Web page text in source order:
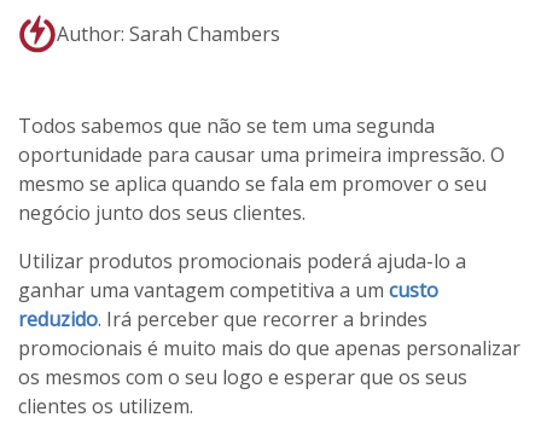
Author: Sarah Chambers
Todos sabemos que não se tem uma segunda
oportunidade para causar uma primeira impressão. O
mesmo se aplica quando se fala em promover o seu
negócio junto dos seus clientes.
Utilizar produtos promocionais poderá ajuda-lo a
ganhar uma vantagem competitiva a um custo
reduzido. Irá perceber que recorrer a brindes
promocionais é muito mais do que apenas personalizar
os mesmos com o seu logo e esperar que os seus
clientes os utilizem.